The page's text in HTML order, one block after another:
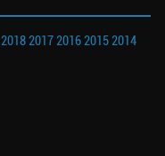
20182017201620152014